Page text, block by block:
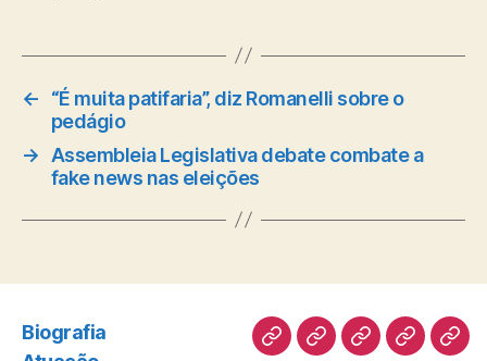
←
“É muita patifaria”, diz Romanelli sobre o
pedágio
→
Assembleia Legislativa debate combate a
fake news nas eleições
Biografia
BiografiaAtuaçãoArtigosNorte